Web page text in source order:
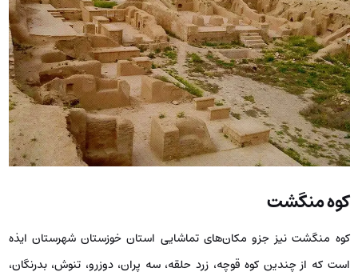
کوه منگشت
کوه منگشت نیز جزو مکان‌های تماشایی استان خوزستان شهرستان ایذه
است که از چندین کوه قوچه، زرد حلقه، سه پران، دوزرو، تنوش، بدرنگان،